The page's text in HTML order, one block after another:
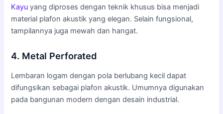
Kayu yang diproses dengan teknik khusus bisa menjadi
material plafon akustik yang elegan. Selain fungsional,
tampilannya juga mewah dan hangat.
4. Metal Perforated
Lembaran logam dengan pola berlubang kecil dapat
difungsikan sebagai plafon akustik. Umumnya digunakan
pada bangunan modern dengan desain industrial.